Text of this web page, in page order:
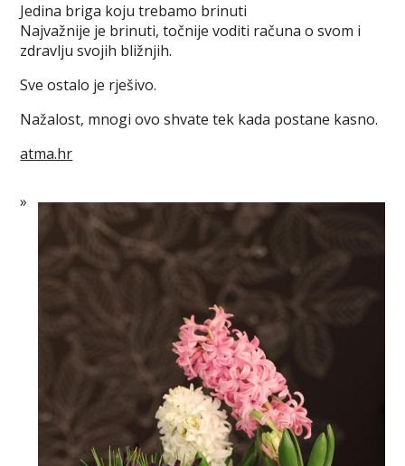
Jedina briga koju trebamo brinuti
Najvažnije je brinuti, točnije voditi računa o svom i
zdravlju svojih bližnjih.
Sve ostalo je rješivo.
Nažalost, mnogi ovo shvate tek kada postane kasno.
atma.hr